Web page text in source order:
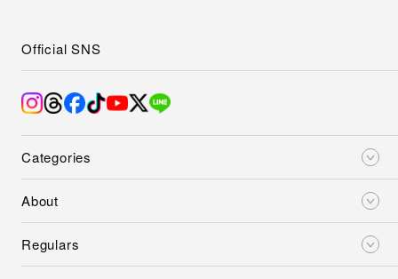
Categories
About
Regulars
Official SNS